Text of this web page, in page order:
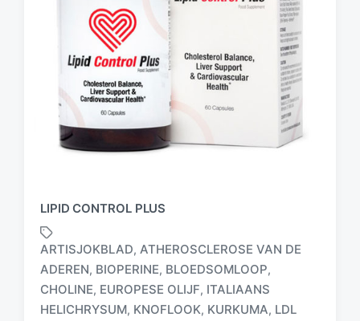
LIPID CONTROL PLUS
ARTISJOKBLAD, ATHEROSCLEROSE VAN DE
ADEREN, BIOPERINE, BLOEDSOMLOOP,
CHOLINE, EUROPESE OLIJF, ITALIAANS
HELICHRYSUM, KNOFLOOK, KURKUMA, LDL